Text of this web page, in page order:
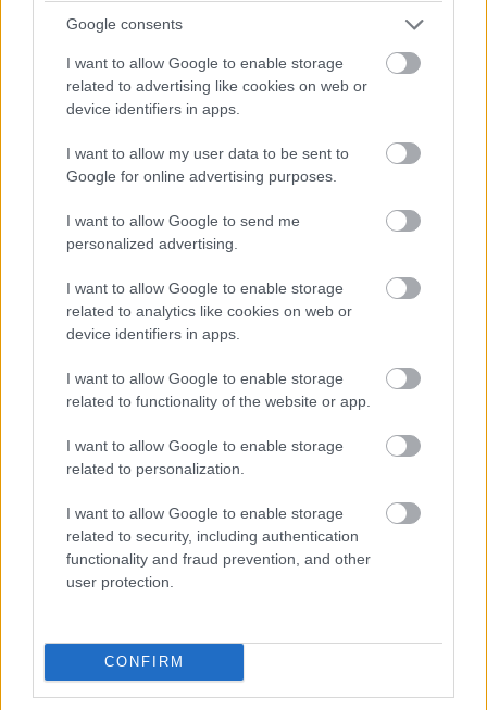
Google consents
I want to allow Google to enable storage
related to advertising like cookies on web or
device identifiers in apps.
I want to allow my user data to be sent to
Google for online advertising purposes.
I want to allow Google to send me
personalized advertising.
I want to allow Google to enable storage
related to analytics like cookies on web or
device identifiers in apps.
I want to allow Google to enable storage
related to functionality of the website or app.
I want to allow Google to enable storage
related to personalization.
I want to allow Google to enable storage
related to security, including authentication
functionality and fraud prevention, and other
user protection.
CONFIRM
meglepően felszínes családot takarnak, ami a
eredményezne, elég ha csak az életveszélyes csapdáit
nézzük. Viszont vannak olyan esetek, amikor jól esik az
pedig olyan ajándékot kaptunk Hollywoodtól, amit
minden évben örömmel csomagolunk ki a fa alatt.
#macaulay
#joe pesci #daniel stern #catherine o'hara
#john williams #chris columbus
Hozzászólások
Megvan a Star Trek 3. új